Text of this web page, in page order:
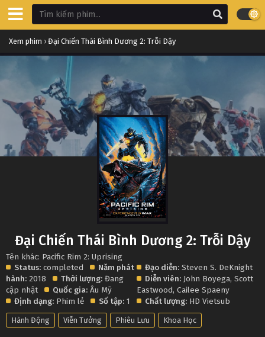
Xem phim › Đại Chiến Thái Bình Dương 2: Trỗi Dậy
Đại Chiến Thái Bình Dương 2: Trỗi Dậy
Tên khác: Pacific Rim 2: Uprising
Status: completed
Năm phát
hành: 2018 Thời lượng: Đang
cập nhật
Quốc gia: Âu Mỹ
Định dạng: Phim lẻ Số tập: 1
Đạo diễn: Steven S. DeKnight
Diễn viên: John Boyega,Scott
Eastwood,Cailee Spaeny
Chất lượng: HD Vietsub
Hành Động Viễn Tưởng Phiêu Lưu Khoa Học